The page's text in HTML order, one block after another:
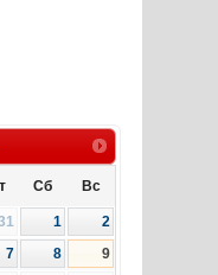
Сб Вс
1
2
7 8
9